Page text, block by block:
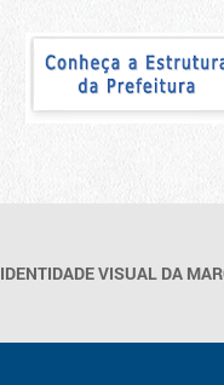
IDENTIDADE VISUAL DA